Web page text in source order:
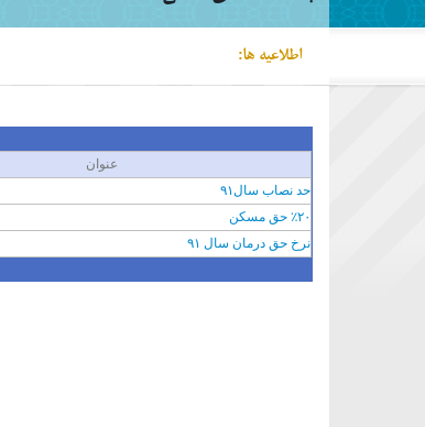
اطلاعیه ها:
عنوان
حد نصاب سال٩١
٢٠٪ حق مسکن
نرخ حق درمان سال ٩١